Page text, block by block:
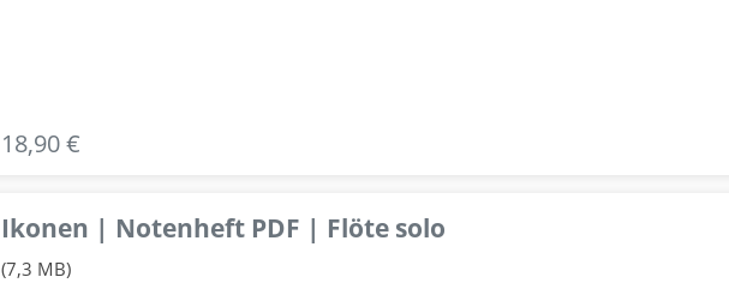
18,90 €
Ikonen | Notenheft PDF | Flöte solo
(7,3 MB)